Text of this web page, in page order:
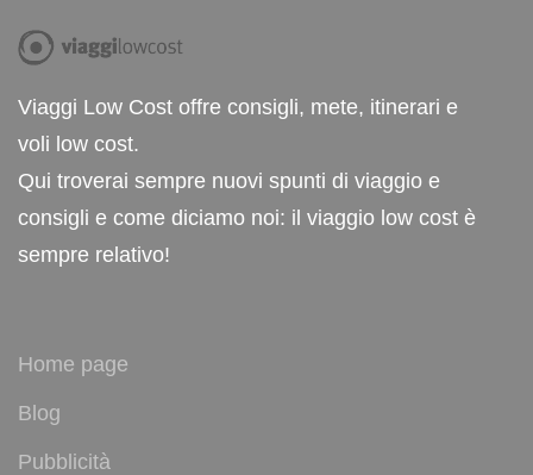
Viaggi Low Cost offre consigli, mete, itinerari e
voli low cost.
Qui troverai sempre nuovi spunti di viaggio e
consigli e come diciamo noi: il viaggio low cost è
sempre relativo!
Home page
Blog
Pubblicità